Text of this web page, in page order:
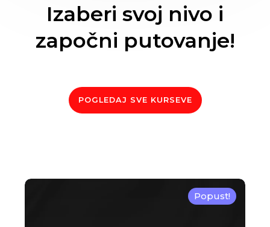
Izaberi svoj nivo i
započni putovanje!
POGLEDAJ SVE KURSEVE
Popust!